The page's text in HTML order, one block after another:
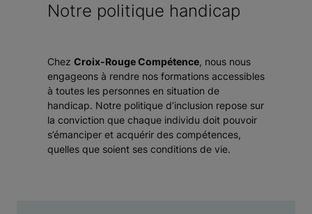
Notre politique handicap
Chez Croix-Rouge Compétence, nous nous
engageons à rendre nos formations accessibles
à toutes les personnes en situation de
handicap. Notre politique d’inclusion repose sur
la conviction que chaque individu doit pouvoir
s’émanciper et acquérir des compétences,
quelles que soient ses conditions de vie.